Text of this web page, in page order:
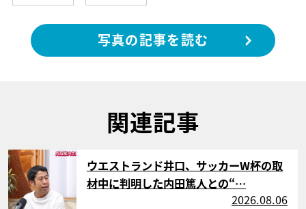
写真の記事を読む
関連記事
サムネイル
ウエストランド井口、サッカーW杯の取
材中に判明した内田篤人との“…
2026.08.06